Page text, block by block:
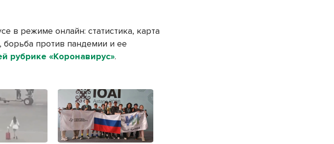
в режиме онлайн: статистика, карта
борьба против пандемии и ее
рубрике «Коронавирус».